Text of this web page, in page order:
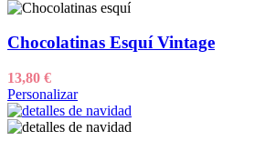
Chocolatinas Esquí Vintage
13,80 €
Personalizar